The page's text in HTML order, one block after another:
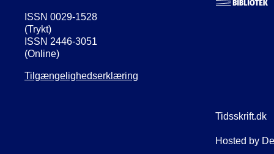
ISSN 0029-1528
(Trykt)
ISSN 2446-3051
(Online)
Tilgængelighedserklæring